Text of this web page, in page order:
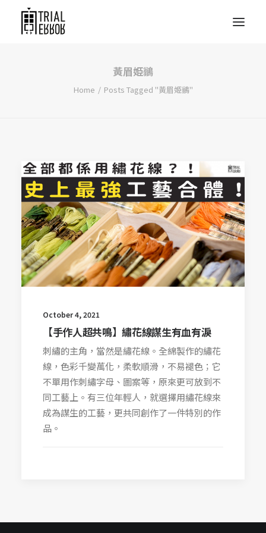
黃眉姫鶲
Home Posts Tagged "黃眉姫鶲"
October 4, 2021
【手作人超共鳴】繡花線謀生有血有淚
刺繡的主角，當然是繡花線。全綿製作的繡花
線，色彩千變萬化，柔軟順滑，不易褪色；它
不單用作刺繡字母、圖案等，原來更可放到不
同工藝上。有三位年輕人，就選擇用繡花線來
成為謀生的工藝，更共同創作了一件特別的作
品。